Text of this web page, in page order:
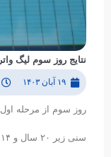
نتایج روز سوم لیگ واترپلوی
۱۹ آبان ۱۴۰۳
روز سوم از مرحله اول
سنی زير ٢٠ سال و ۱۴ سال در شیراز برگزار شد.